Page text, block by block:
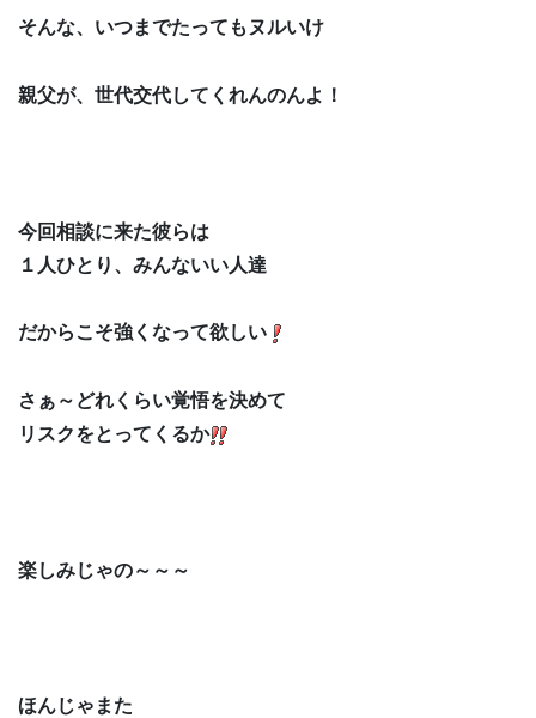
そんな、いつまでたってもヌルいけ
親父が、世代交代してくれんのんよ！
今回相談に来た彼らは
１人ひとり、みんないい人達
だからこそ強くなって欲しい
さぁ～どれくらい覚悟を決めて
リスクをとってくるか
楽しみじゃの～～～
ほんじゃまた